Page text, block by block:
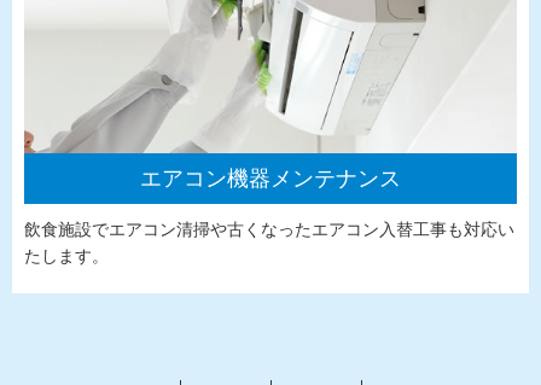
エアコン機器メンテナンス
飲食施設でエアコン清掃や古くなったエアコン入替工事も対応い
たします。